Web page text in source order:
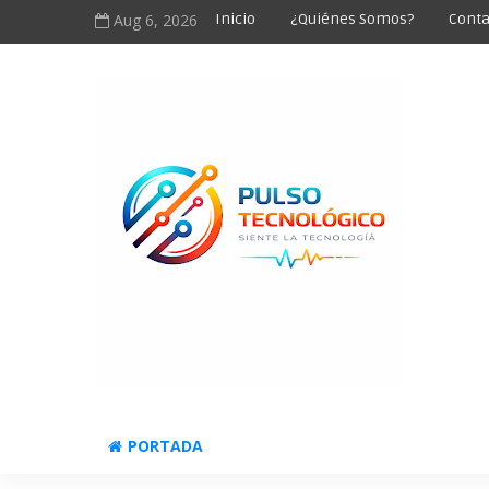
Aug 6, 2026 Inicio ¿Quiénes Somos?
PORTADA